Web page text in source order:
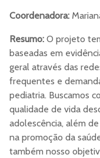
Coordenadora:
Resumo: O projeto
baseadas em
geral através das
frequentes e
pediatria. Buscamos
qualidade de vida
adolescência, além
na promoção da
também nosso